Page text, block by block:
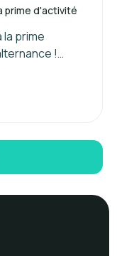
prime d'activité
prime
!